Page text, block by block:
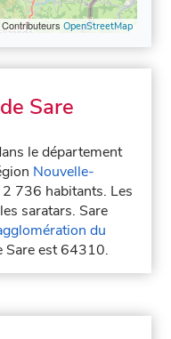
OpenStreetMap
Sare
le département
Nouvelle-
736 habitants. Les
saratars. Sare
du
Sare est 64310.